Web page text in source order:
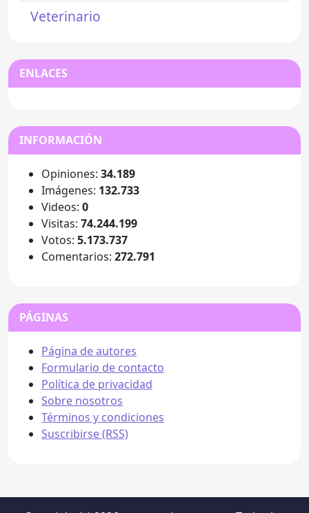
Veterinario
ENLACES
INFORMACIÓN
Opiniones: 34.189
Imágenes: 132.733
Videos: 0
Visitas: 74.244.199
Votos: 5.173.737
Comentarios: 272.791
PÁGINAS
Página de autores
Formulario de contacto
Política de privacidad
Sobre nosotros
Términos y condiciones
Suscribirse (RSS)